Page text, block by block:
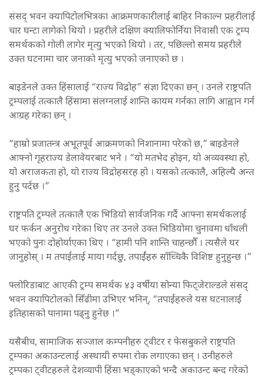
संसद् भवन क्यापिटोलभित्रका आक्रमणकारीलाई बाहिर निकाल्न प्रहरीलाई
चार घन्टा लागेको थियो । प्रहरीले दक्षिण क्यालिफोर्निया निवासी एक ट्रम्प
समर्थकको गोली लागेर मृत्यु भएको थियो । तर, पछिल्लो समय प्रहरीले
उक्त घटनामा चार जनाको मृत्यु भएको जनाएको छ ।
बाइडेनले उक्त हिंसालाई “राज्य विद्रोह” संज्ञा दिएका छन् । उनले राष्ट्रपति
ट्रम्पलाई तत्कालै हिंसामा संलग्नलाई शान्ति कायम गर्नका लागि आह्वान गर्न
आग्रह गरेका छन् ।
“हाम्रो प्रजातन्त्र अभूतपूर्व आक्रमणको निशानामा परेको छ,” बाइडेनले
आफ्नो गृहराज्य डेलावेयरबाट भने । “यो मतभेद होइन, यो अव्यवस्था हो,
यो अराजकता हो, यो राज्य विद्रोहसरह हो । यसको तत्कालै, अहिल्यै अन्त
हुनु पर्दछ ।”
राष्ट्रपति ट्रम्पले तत्कालै एक भिडियो सार्वजनिक गर्दै आफ्ना समर्थकलाई
घर फर्कन अनुरोध गरेका थिए तर उनले उक्त भिडियोमा चुनावमा धाँधली
भएको पुनः दोहोर्याएका थिए । “हामी पनि शान्ति चाहन्छौँ । त्यसैले घर
जानुहोस् । म तपाईंलाई माया गर्दछु, तपार्ईंहरु साँच्चिकै विशिष्ट हुनुहुन्छ ।”
फ्लोरिडाबाट आएकी ट्रम्प समर्थक ४३ वर्षीया सोन्या फिट्जेराल्डले संसद्
भवन क्यापिटोलको सिँढीमा उभिएर भनिन्, “तपाईंहरुले यस घटनालाई
इतिहासको पानामा पढ्नु हुनेछ ।”
यसैबीच, सामाजिक सञ्जाल कम्पनीहरु ट्वीटर र फेसबुकले राष्ट्रपति
ट्रम्पका अकाउन्टलाई अस्थायी रुपमा रोक लगाएका छन् । उनीहरुले
ट्रम्पका ट्वीटहरुले देशव्यापी हिंसा भड्काएको भन्दै अकाउन्ट बन्द गरेको